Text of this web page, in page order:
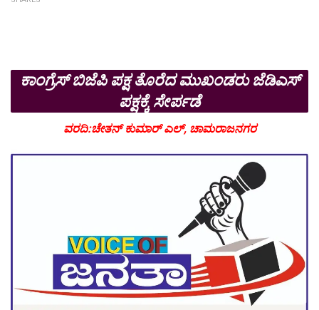
ಕಾಂಗ್ರೆಸ್ ಬಿಜೆಪಿ ಪಕ್ಷ ತೊರೆದ ಮುಖಂಡರು ಜೆಡಿಎಸ್
ಪಕ್ಷಕ್ಕೆ ಸೇರ್ಪಡೆ
ವರದಿ:ಚೇತನ್ ಕುಮಾರ್ ಎಲ್, ಚಾಮರಾಜನಗರ